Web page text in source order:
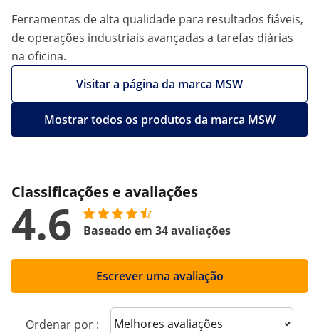
Ferramentas de alta qualidade para resultados fiáveis,
de operações industriais avançadas a tarefas diárias
na oficina.
Visitar a página da marca MSW
Mostrar todos os produtos da marca MSW
Classificações e avaliações
4.6 Baseado em 34 avaliações
Escrever uma avaliação
Ordenar por : Sort reviews